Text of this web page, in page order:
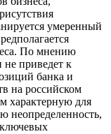
умеренный
По мнению
не приведет к
банка и
на российском
характерную для
неопределенность,